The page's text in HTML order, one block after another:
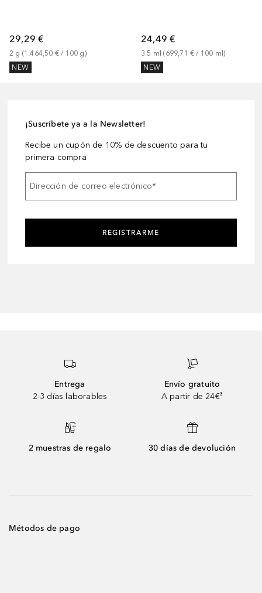
29,29 €
2 g (1.464,50 € / 100 g)
NEW
24,49 €
3.5 ml (699,71 € / 100 ml)
NEW
¡Suscríbete ya a la Newsletter!
Recibe un cupón de 10% de descuento para tu
primera compra
Dirección de correo electrónico*
REGISTRARME
Entrega
2-3 días laborables
Envío gratuito
A partir de 24€³
2 muestras de regalo 30 días de devolución
Métodos de pago